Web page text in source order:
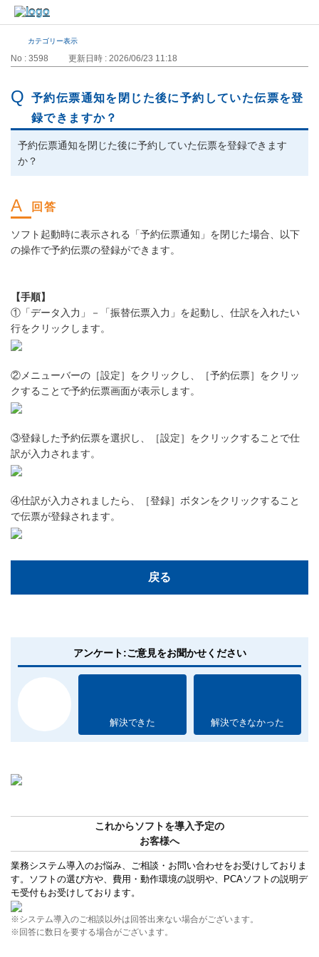
カテゴリー表示
No : 3598 更新日時 : 2026/06/23 11:18
予約伝票通知を閉じた後に予約していた伝票を登
録できますか？
予約伝票通知を閉じた後に予約していた伝票を登録できます
か？
ソフト起動時に表示される「予約伝票通知」を閉じた場合、以下
の操作で予約伝票の登録ができます。
【手順】
①「データ入力」－「振替伝票入力」を起動し、仕訳を入れたい
行をクリックします。
②メニューバーの［設定］をクリックし、［予約伝票］をクリッ
クすることで予約伝票画面が表示します。
③登録した予約伝票を選択し、［設定］をクリックすることで仕
訳が入力されます。
④仕訳が入力されましたら、［登録］ボタンをクリックすること
で伝票が登録されます。
戻る
アンケート:ご意見をお聞かせください
解決できた 解決できなかった
これからソフトを導入予定の
お客様へ
業務システム導入のお悩み、ご相談・お問い合わせをお受けしておりま
す。ソフトの選び方や、費用・動作環境の説明や、PCAソフトの説明デ
モ受付もお受けしております。
※システム導入のご相談以外は回答出来ない場合がございます。
※回答に数日を要する場合がございます。